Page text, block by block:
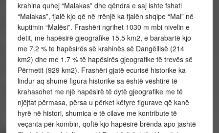
krahina quhej “Malakas” dhe qëndra e saj ishte fshati
“Malakas”, fjalë kjo që në rrënjë ka fjalën shqipe “Mal” në
kuptimin “Malësi”. Frashëri ngrihet 1030 m mbi nivelin e
detit, me hapësirë gjeografike 15.5 km2, e barabartë kjo
me 7.2 % te hapësirës së krahinës së Dangëllisë (214
km2) dhe me 1.7 % të hapësirës gjeografike të trevës së
Përmetit (929 km2). Frashëri gjatë ecurisë historike ka
lindur aq shumë figura historike sa është vështirë të
krahasohet me një hapësirë të dytë gjeografike me të
njëjtat përmasa, përsa u përket këtyre figurave që kanë
hyrë në histori, shumica e të cilave me kontribute të
veçanta për kombin, qoftë kjo hapësirë brënda apo jashtë